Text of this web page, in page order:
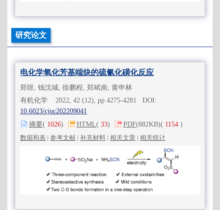
研究论文
电化学氧化芳基端炔的硫氰化磺化反应
郑煜, 钱沈城, 徐鹏程, 郑斌南, 黄申林
有机化学 2022, 42 (12), pp 4275-4281 DOI:
10.6023/cjoc202209041
摘要( 1026) HTML( 33) PDF(882KB)( 1154 )
数据和表 | 参考文献 | 补充材料 | 相关文章 | 相关统计